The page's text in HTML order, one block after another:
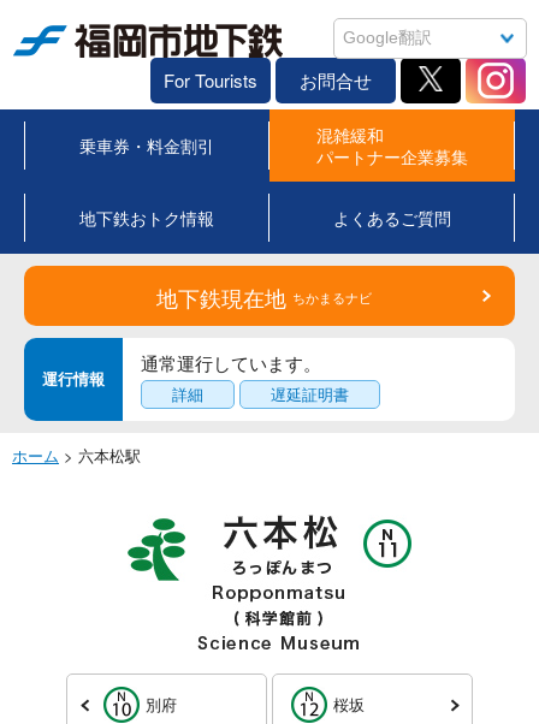
For Tourists お問合せ
乗車券・料金割引
混雑緩和
パートナー企業募集
地下鉄おトク情報 よくあるご質問
地下鉄現在地 ちかまるナビ
運行情報
通常運行しています。
詳細 遅延証明書
ホーム > 六本松駅
別府 桜坂